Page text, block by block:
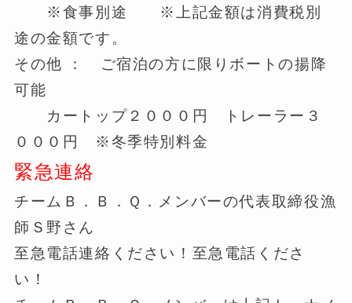
※食事別途 ※上記金額は消費税別
途の金額です。
その他 ： ご宿泊の方に限りボートの揚降
可能
カートップ２０００円 トレーラー３
０００円 ※冬季特別料金
緊急連絡
チームＢ．Ｂ．Ｑ．メンバーの代表取締役漁
師Ｓ野さん
至急電話連絡ください！至急電話くださ
い！